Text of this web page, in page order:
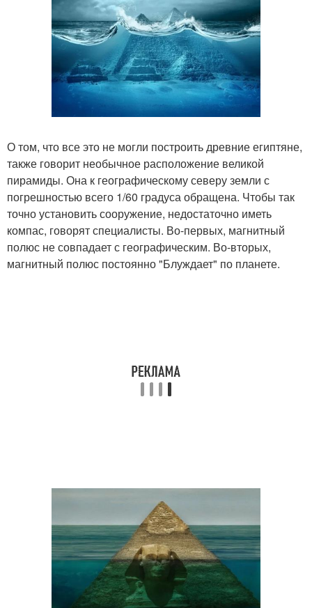
О том, что все это не могли построить древние египтяне,
также говорит необычное расположение великой
пирамиды. Она к географическому северу земли с
погрешностью всего 1/60 градуса обращена. Чтобы так
точно установить сооружение, недостаточно иметь
компас, говорят специалисты. Во-первых, магнитный
полюс не совпадает с географическим. Во-вторых,
магнитный полюс постоянно "Блуждает" по планете.